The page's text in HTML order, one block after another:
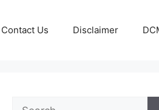
Contact Us Disclaimer
Search